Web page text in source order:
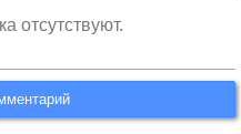
отсутствуют.